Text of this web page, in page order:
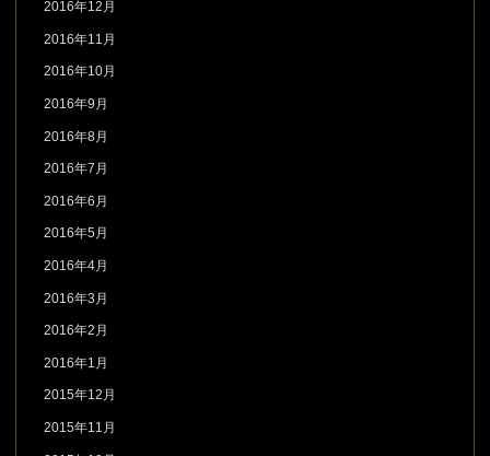
2016年12月
2016年11月
2016年10月
2016年9月
2016年8月
2016年7月
2016年6月
2016年5月
2016年4月
2016年3月
2016年2月
2016年1月
2015年12月
2015年11月